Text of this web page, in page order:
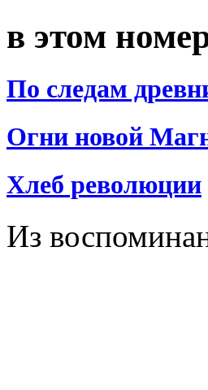
в этом
По следам
Огни новой
Хлеб революции
Из